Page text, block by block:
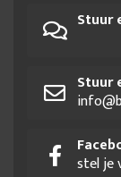
Stuur
Stuur
stel je